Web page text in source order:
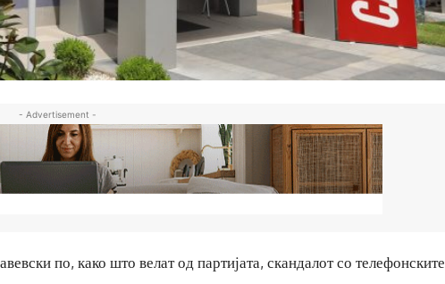
- Advertisement -
по, како што велат од партијата, скандалот со телефонските